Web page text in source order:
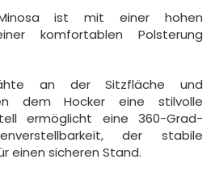
ist mit einer hohen
komfortablen Polsterung
an der Sitzfläche und
dem Hocker eine stilvolle
ermöglicht eine 360-Grad-
der stabile
einen sicheren Stand.